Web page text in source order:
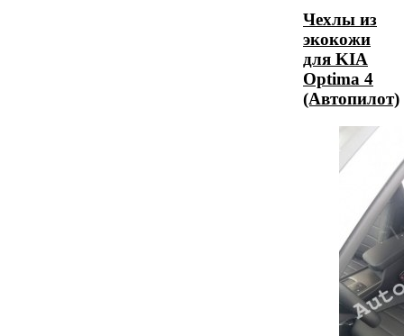
Чехлы из
экокожи
для KIA
Optima 4
(Автопилот)